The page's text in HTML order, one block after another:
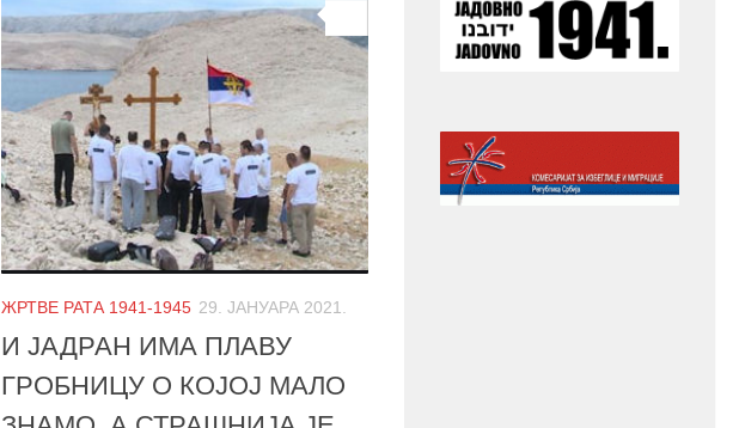
ЖРТВЕ РАТА 1941-1945 29. ЈАНУАРА 2021.
И ЈАДРАН ИМА ПЛАВУ
ГРОБНИЦУ О КОЈОЈ МАЛО